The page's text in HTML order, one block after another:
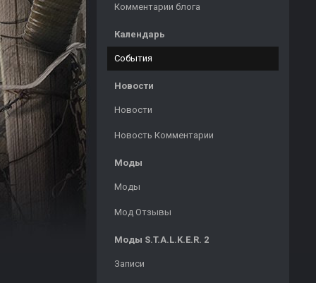
Комментарии блога
Календарь
События
Новости
Новости
Новость Комментарии
Моды
Моды
Мод Отзывы
Моды S.T.A.L.K.E.R. 2
Записи